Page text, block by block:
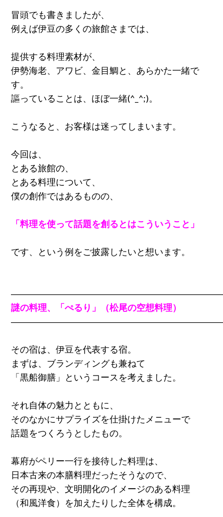
冒頭でも書きましたが、
例えば伊豆の多くの旅館さまでは、
提供する料理素材が、
伊勢海老、アワビ、金目鯛と、あらかた一緒で
す。
謳っていることは、ほぼ一緒(^_^;)。
こうなると、お客様は迷ってしまいます。
今回は、
とある旅館の、
とある料理について、
僕の創作ではあるものの、
「料理を使って話題を創るとはこういうこと」
です、という例をご披露したいと想います。
謎の料理、「ぺるり」（松尾の空想料理）
その宿は、伊豆を代表する宿。
まずは、ブランディングも兼ねて
「黒船御膳」というコースを考えました。
それ自体の魅力とともに、
そのなかにサプライズを仕掛けたメニューで
話題をつくろうとしたもの。
幕府がペリー一行を接待した料理は、
日本古来の本膳料理だったそうなので、
その再現や、文明開化のイメージのある料理
（和風洋食）を加えたりした全体を構成。